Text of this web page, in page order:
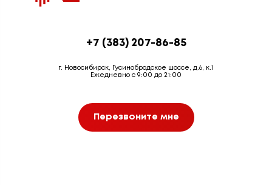
+7 (383) 207-86-85
г. Новосибирск, Гусинобродское шоссе, д.6, к.1
Ежедневно с 9:00 до 21:00
Перезвоните мне